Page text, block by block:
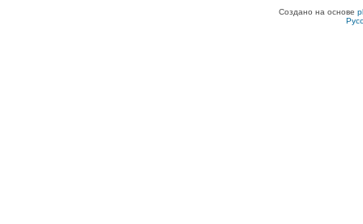
Создано на основе